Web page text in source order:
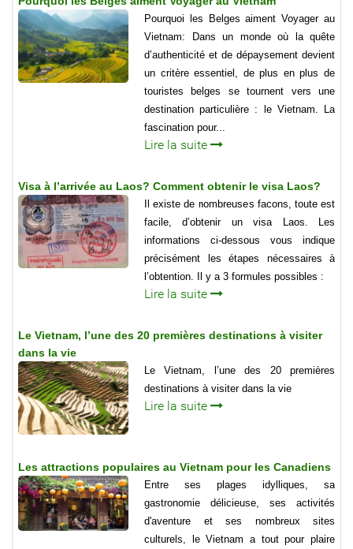
Pourquoi les Belges aiment Voyager au
Vietnam: Dans un monde où la quête
d’authenticité et de dépaysement devient
un critère essentiel, de plus en plus de
touristes belges se tournent vers une
destination particulière : le Vietnam. La
fascination pour...
Lire la suite
Visa à l’arrivée au Laos? Comment obtenir le visa Laos?
Il existe de nombreuses facons, toute est
facile, d’obtenir un visa Laos. Les
informations ci-dessous vous indique
précisément les étapes nécessaires à
l’obtention. Il y a 3 formules possibles :
Lire la suite
Le Vietnam, l’une des 20 premières destinations à visiter
dans la vie
Le Vietnam, l’une des 20 premières
destinations à visiter dans la vie
Lire la suite
Les attractions populaires au Vietnam pour les Canadiens
Entre ses plages idylliques, sa
gastronomie délicieuse, ses activités
d'aventure et ses nombreux sites
culturels, le Vietnam a tout pour plaire